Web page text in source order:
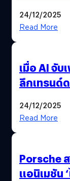
24/12/2025
Read More
เมื่อ AI จับ
ลึกเทรนด์
24/12/2025
Read More
Porsche
แอนิเมชัน